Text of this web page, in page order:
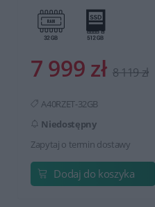
7 999 zł 8 119 zł
A40RZET-32GB
Niedostępny
Zapytaj o termin dostawy
Dodaj do koszyka